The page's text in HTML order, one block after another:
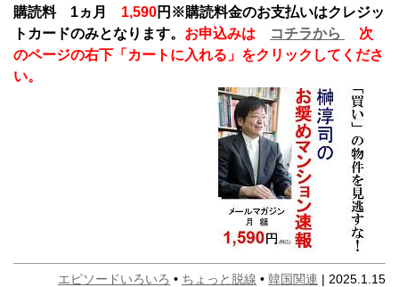
購読料 1ヵ月 1,590円 ※購読料金のお支払いはクレジッ
トカードのみとなります。 お申込みは コチラから
次
のページの右下「カートに入れる」をクリックしてくださ
い。
エピソードいろいろ • ちょっと脱線 • 韓国関連 | 2025.1.15